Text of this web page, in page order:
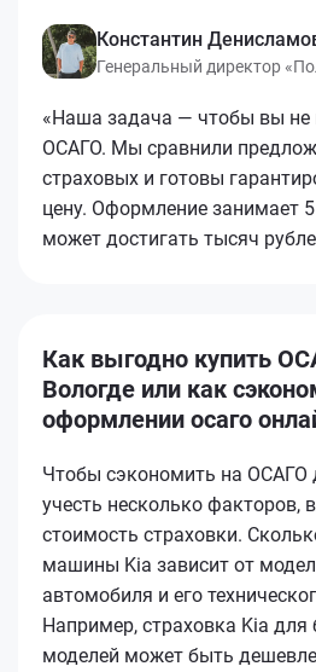
Константин
Генеральный директор
«Наша задача — чтобы вы не
ОСАГО. Мы сравнили
страховых и готовы
цену. Оформление занимает
может достигать тысяч
Как выгодно купить
Вологде или как
оформлении осаго
Чтобы сэкономить на ОСАГО
учесть несколько факторов,
стоимость страховки.
машины Kia зависит от
автомобиля и его
Например, страховка Kia для
моделей может быть